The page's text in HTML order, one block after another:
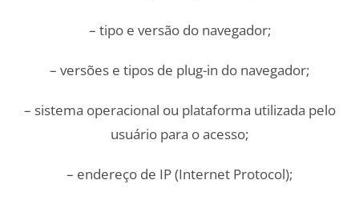
– tipo e versão do navegador;
– versões e tipos de plug-in do navegador;
– sistema operacional ou plataforma utilizada pelo
usuário para o acesso;
– endereço de IP (Internet Protocol);